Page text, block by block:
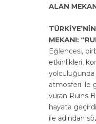
ALAN
MEKANI:
Eğlencesi,
etkinlikleri,
atmosferi ile
vuran Ruins
hayata
ile adından